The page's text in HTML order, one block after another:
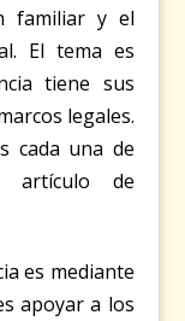
familiar y el
El tema es
tiene sus
legales.
cada una de
artículo de
es mediante
apoyar a los